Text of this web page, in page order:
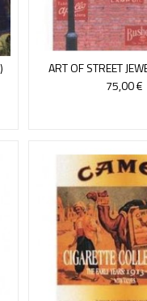
ART OF STREET
75,00 €